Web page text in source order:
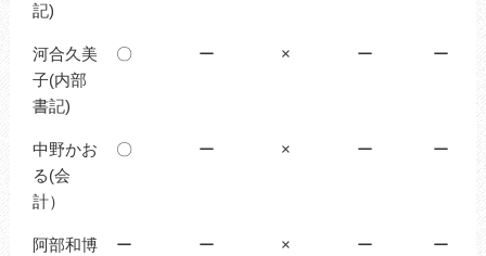
記)
河合久美
子(内部
書記)
〇 ー × ー ー
中野かお
る(会
計）
〇 ー × ー ー
阿部和博
ー ー × ー ー